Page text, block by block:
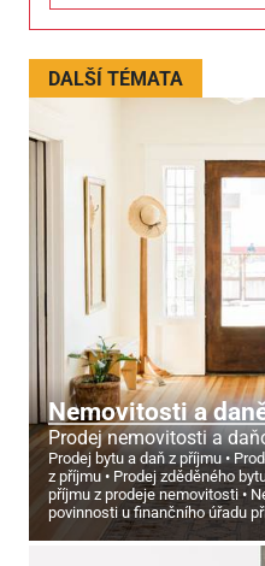
DALŠÍ TÉMATA
Nemovitosti a
Prodej nemovitosti a
Prodej bytu a daň z příjmu
z příjmu
Prodej zděděného
příjmu z prodeje nemovitosti
povinnosti u finančního úřadu